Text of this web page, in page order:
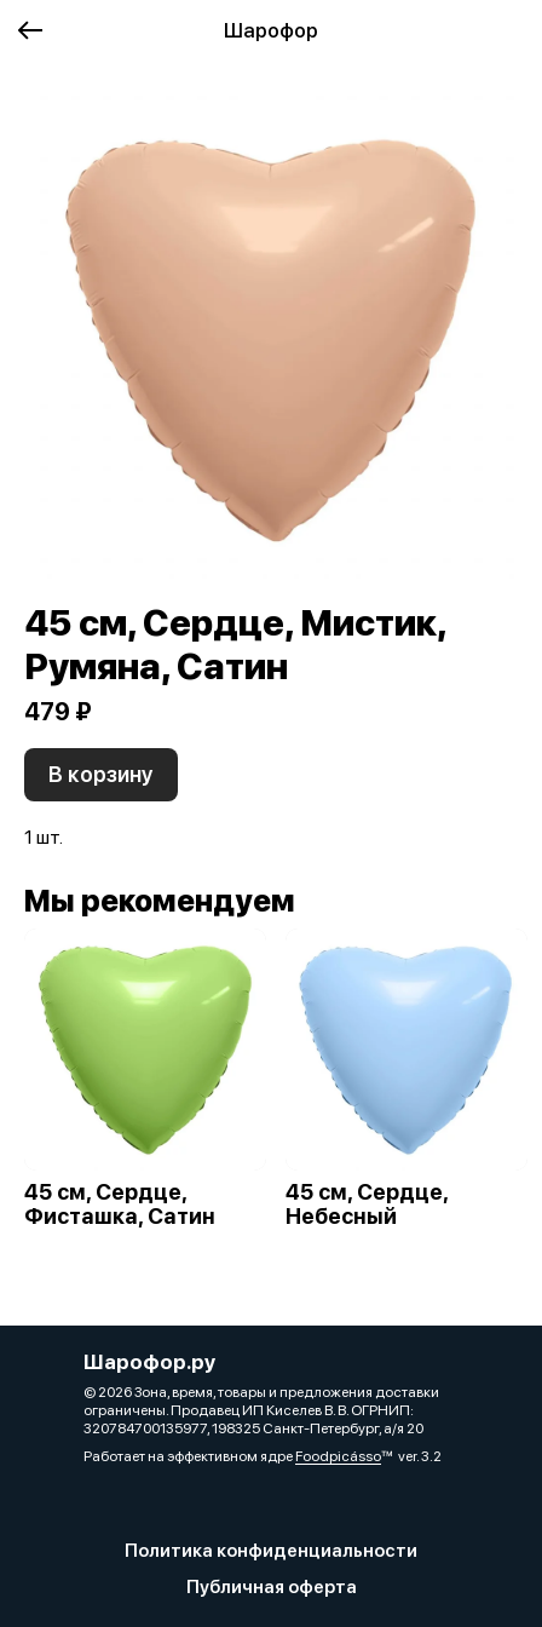
Шарофор
45 см, Сердце, Мистик,
Румяна, Сатин
479 ₽
В корзину
1 шт.
Мы рекомендуем
45 см, Сердце,
Фисташка, Сатин
45 см, Сердце,
Небесный
Шарофор.ру
© 2026 Зона, время, товары и предложения доставки
ограничены. Продавец ИП Киселев В. В. ОГРНИП:
320784700135977, 198325 Санкт-Петербург, а/я 20
Работает на эффективном ядреFoodpicássover. 3.2
Политика конфиденциальности
Публичная оферта